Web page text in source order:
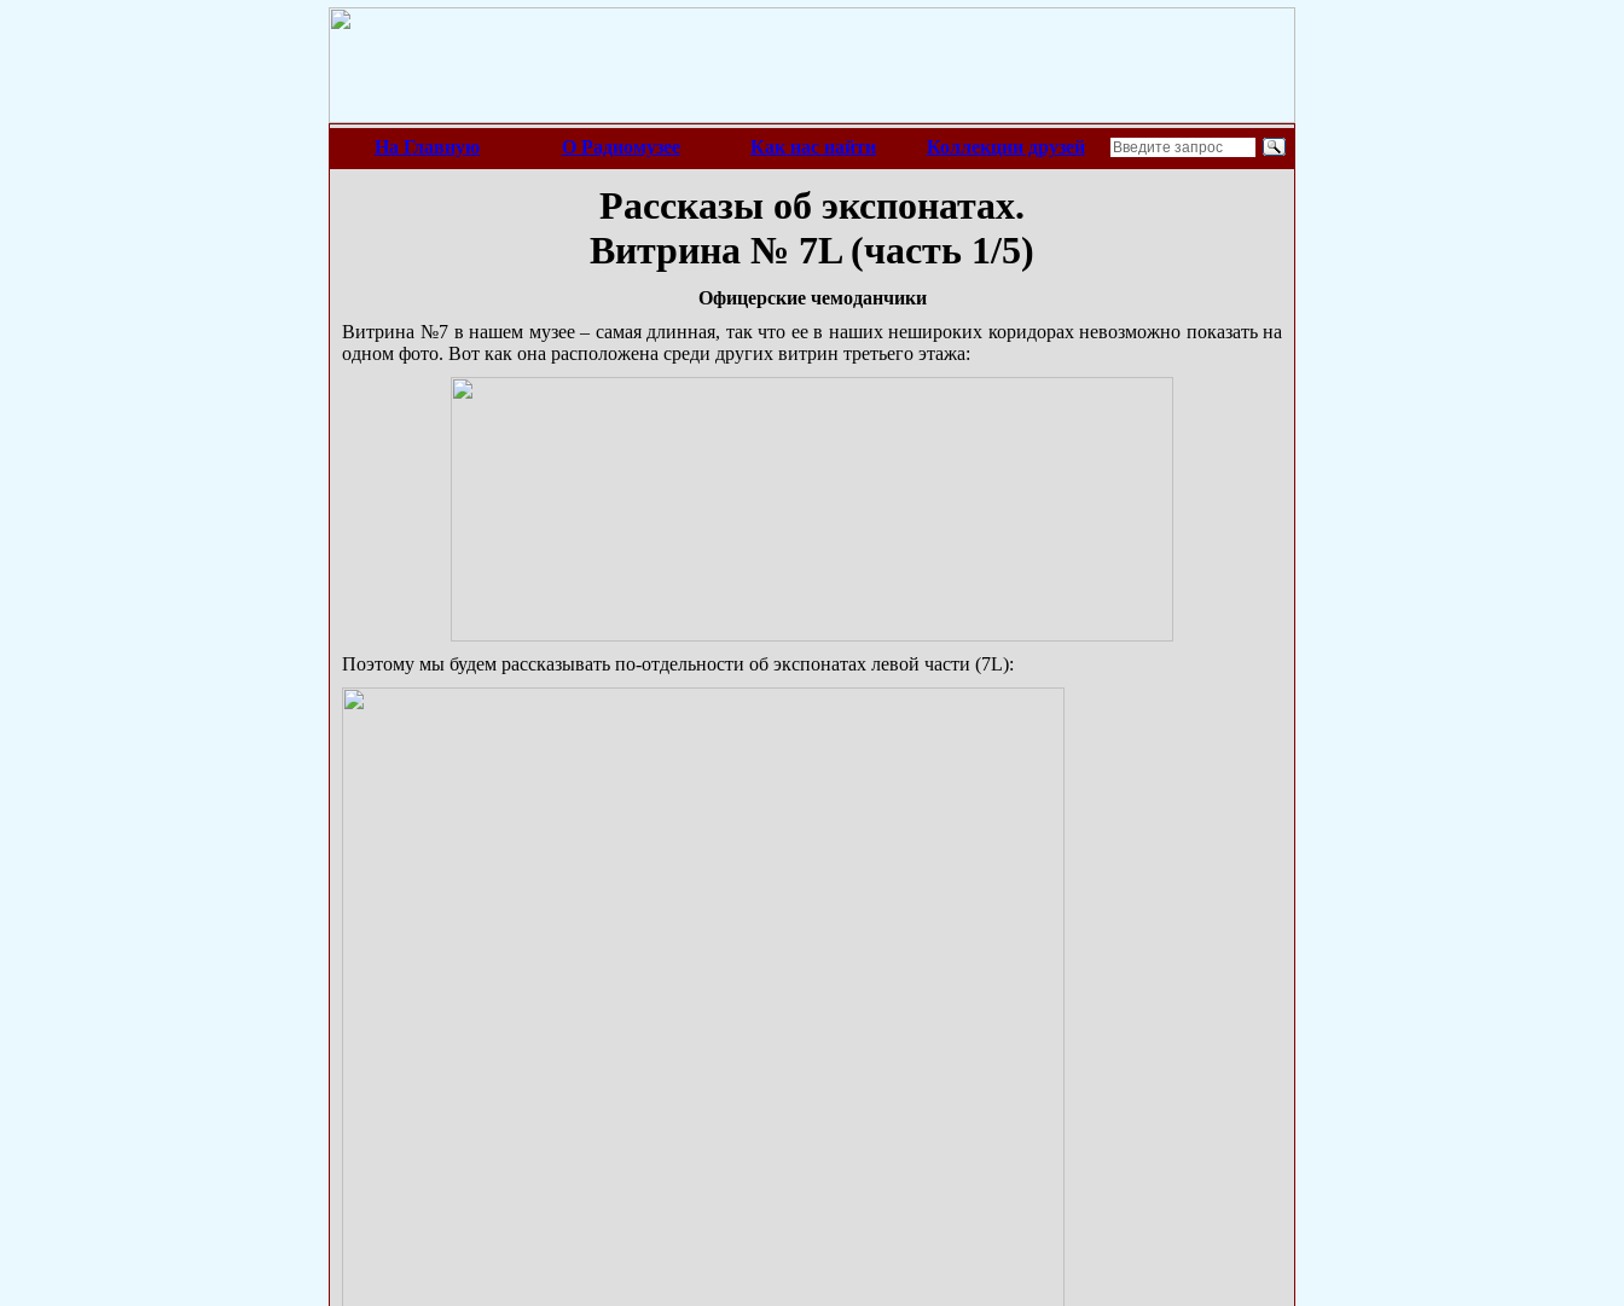
На Главную О Радиомузее Как нас найти Коллекции друзей
Рассказы об экспонатах.
Витрина № 7L (часть 1/5)
Офицерские чемоданчики
Витрина №7 в нашем музее – самая длинная, так что ее в наших нешироких коридорах невозможно показать на
одном фото. Вот как она расположена среди других витрин третьего этажа:
Поэтому мы будем рассказывать по-отдельности об экспонатах левой части (7L):